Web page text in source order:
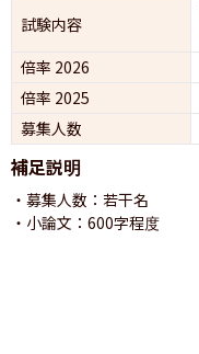
試験内容
倍率 2026
倍率 2025
募集人数
補足説明
・募集人数：若干名
・小論文：600字程度